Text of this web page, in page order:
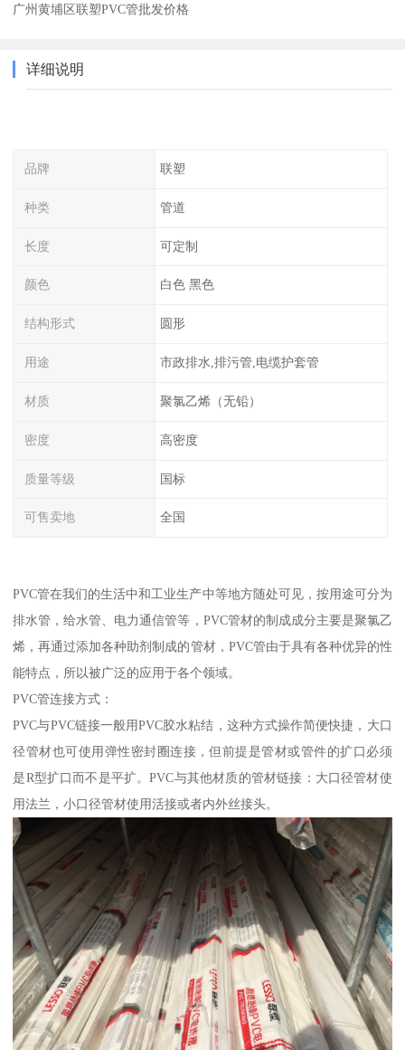
广州黄埔区联塑PVC管批发价格
详细说明
品牌 联塑
种类 管道
长度 可定制
颜色 白色 黑色
结构形式 圆形
用途 市政排水,排污管,电缆护套管
材质 聚氯乙烯（无铅）
密度 高密度
质量等级 国标
可售卖地 全国
PVC管在我们的生活中和工业生产中等地方随处可见，按用途可分为
排水管，给水管、电力通信管等，PVC管材的制成成分主要是聚氯乙
烯，再通过添加各种助剂制成的管材，PVC管由于具有各种优异的性
能特点，所以被广泛的应用于各个领域。
PVC管连接方式：
PVC与PVC链接一般用PVC胶水粘结，这种方式操作简便快捷，大口
径管材也可使用弹性密封圈连接，但前提是管材或管件的扩口必须
是R型扩口而不是平扩。PVC与其他材质的管材链接：大口径管材使
用法兰，小口径管材使用活接或者内外丝接头。